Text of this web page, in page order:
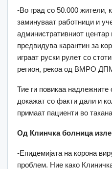
-Во град со 50.000 жители,
заминуваат работници и
административниот
предвидува карантин за
играат руски рулет со
регион, рекоа од ВМРО
Тие ги повикаа
докажат со факти дали и
примаат пациенти во
Од Клинчка болница
-Епидемијата на корона
проблем. Ние како